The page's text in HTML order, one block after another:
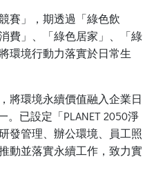
賽」，期透過「綠色飲
費」、「綠色居家」、「綠
環境行動力落實於日常生
將環境永續價值融入企業日
。已設定「PLANET 2050淨
發管理、辦公環境、員工照
動並落實永續工作，致力實